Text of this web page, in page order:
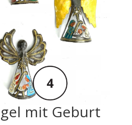
mit Geburt